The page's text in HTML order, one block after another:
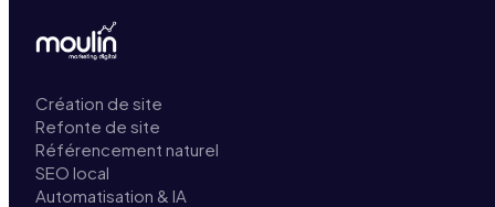
Création de site
Refonte de site
Référencement naturel
SEO local
Automatisation & IA